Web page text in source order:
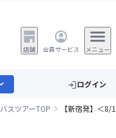
店舗 会員サービス メニュー
loginログイン
スツアーTOP 【新宿発】＜